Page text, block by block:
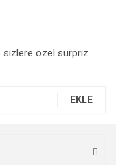
sizlere özel sürpriz
EKLE